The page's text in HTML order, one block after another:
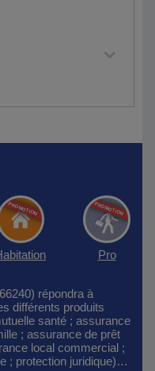
Pro
répondra à
différents produits
santé ; assurance
; assurance de prêt
local commercial ;
; protection juridique)…